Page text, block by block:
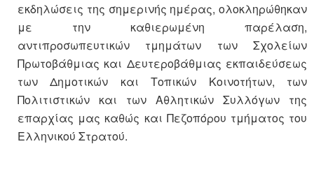
εκδηλώσεις της σημερινής ημέρας, ολοκληρώθηκαν
με την καθιερωμένη παρέλαση,
αντιπροσωπευτικών τμημάτων των Σχολείων
Πρωτοβάθμιας και Δευτεροβάθμιας εκπαιδεύσεως
των Δημοτικών και Τοπικών Κοινοτήτων, των
Πολιτιστικών και των Αθλητικών Συλλόγων της
επαρχίας μας καθώς και Πεζοπόρου τμήματος του
Ελληνικού Στρατού.